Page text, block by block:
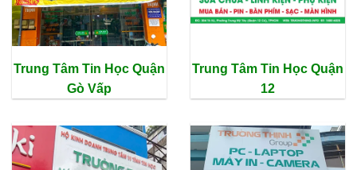
Trung Tâm Tin Học Quận
Gò Vấp
Trung Tâm Tin Học Quận
12